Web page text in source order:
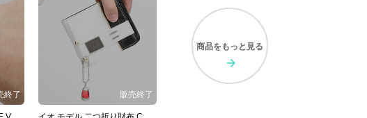
商品を もっと見る